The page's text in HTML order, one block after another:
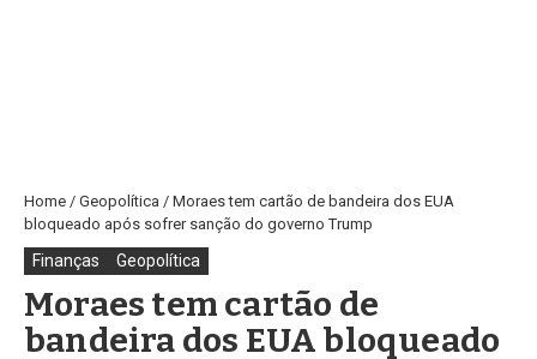
Home / Geopolítica / Moraes tem cartão de bandeira dos EUA
bloqueado após sofrer sanção do governo Trump
Finanças Geopolítica
Moraes tem cartão de
bandeira dos EUA bloqueado